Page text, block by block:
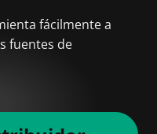
fácilmente a
fuentes de